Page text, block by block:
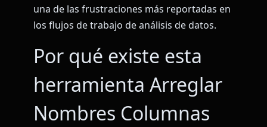
una de las frustraciones más reportadas en
los flujos de trabajo de análisis de datos.
Por qué existe esta
herramienta Arreglar
Nombres Columnas